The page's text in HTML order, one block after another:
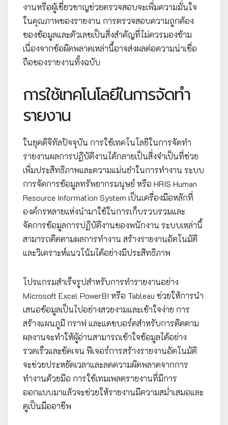
งานหรือผู้เชี่ยวชาญช่วยตรวจสอบจะเพิ่มความมั่นใจ
ในคุณภาพของรายงาน การตรวจสอบความถูกต้อง
ของข้อมูลและตัวเลขเป็นสิ่งสำคัญที่ไม่ควรมองข้าม
เนื่องจากข้อผิดพลาดเหล่านี้อาจส่งผลต่อความน่าเชื่อ
ถือของรายงานทั้งฉบับ
การใช้เทคโนโลยีในการจัดทำ
รายงาน
ในยุคดิจิทัลปัจจุบัน การใช้เทคโนโลยีในการจัดทำ
รายงานผลการปฏิบัติงานได้กลายเป็นสิ่งจำเป็นที่ช่วย
เพิ่มประสิทธิภาพและความแม่นยำในการทำงาน ระบบ
การจัดการข้อมูลทรัพยากรมนุษย์ หรือ HRIS Human
Resource Information System เป็นเครื่องมือหลักที่
องค์กรหลายแห่งนำมาใช้ในการเก็บรวบรวมและ
จัดการข้อมูลการปฏิบัติงานของพนักงาน ระบบเหล่านี้
สามารถติดตามผลการทำงาน สร้างรายงานอัตโนมัติ
และวิเคราะห์แนวโน้มได้อย่างมีประสิทธิภาพ
โปรแกรมสำเร็จรูปสำหรับการทำรายงานอย่าง
Microsoft Excel PowerBI หรือ Tableau ช่วยให้การนำ
เสนอข้อมูลเป็นไปอย่างสวยงามและเข้าใจง่าย การ
สร้างแผนภูมิ กราฟ และแดชบอร์ดสำหรับการติดตาม
ผลงานจะทำให้ผู้อ่านสามารถเข้าใจข้อมูลได้อย่าง
รวดเร็วและชัดเจน ฟีเจอร์การสร้างรายงานอัตโนมัติ
จะช่วยประหยัดเวลาและลดความผิดพลาดจากการ
ทำงานด้วยมือ การใช้เทมเพลตรายงานที่มีการ
ออกแบบมาแล้วจะช่วยให้รายงานมีความสม่ำเสมอและ
ดูเป็นมืออาชีพ